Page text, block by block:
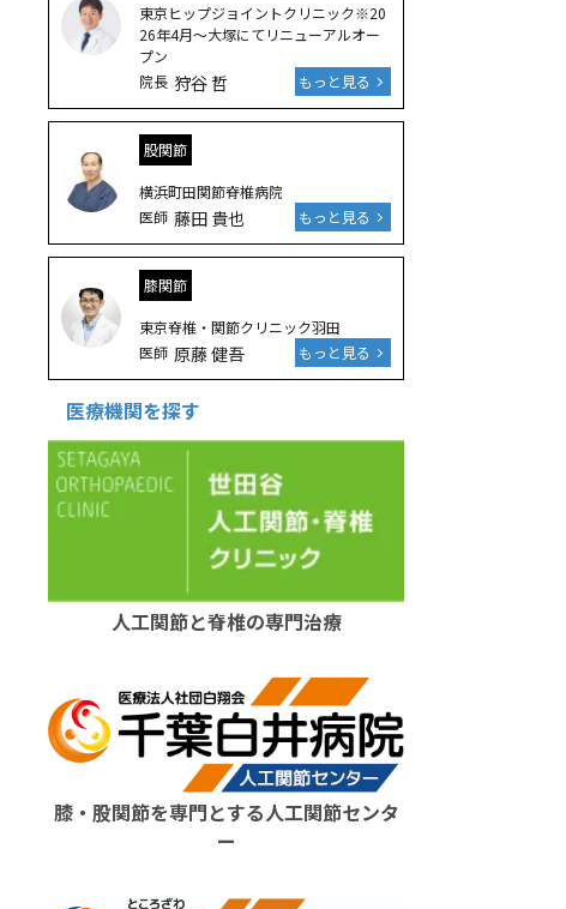
東京ヒップジョイントクリニック※20
26年4月～大塚にてリニューアルオー
プン
院長 狩谷 哲 もっと見る
股関節
横浜町田関節脊椎病院
医師 藤田 貴也 もっと見る
膝関節
東京脊椎・関節クリニック羽田
医師 原藤 健吾 もっと見る
医療機関を探す
人工関節と脊椎の専門治療
膝・股関節を専門とする人工関節センタ
ー